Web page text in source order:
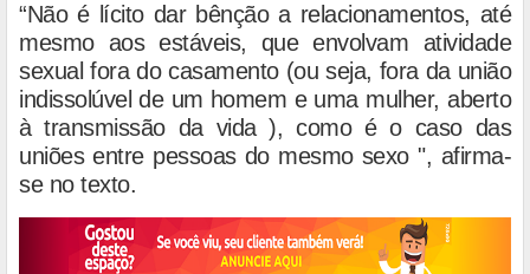
“Não é lícito dar bênção a relacionamentos, até
mesmo aos estáveis, que envolvam atividade
sexual fora do casamento (ou seja, fora da união
indissolúvel de um homem e uma mulher, aberto
à transmissão da vida ), como é o caso das
uniões entre pessoas do mesmo sexo ", afirma-
se no texto.